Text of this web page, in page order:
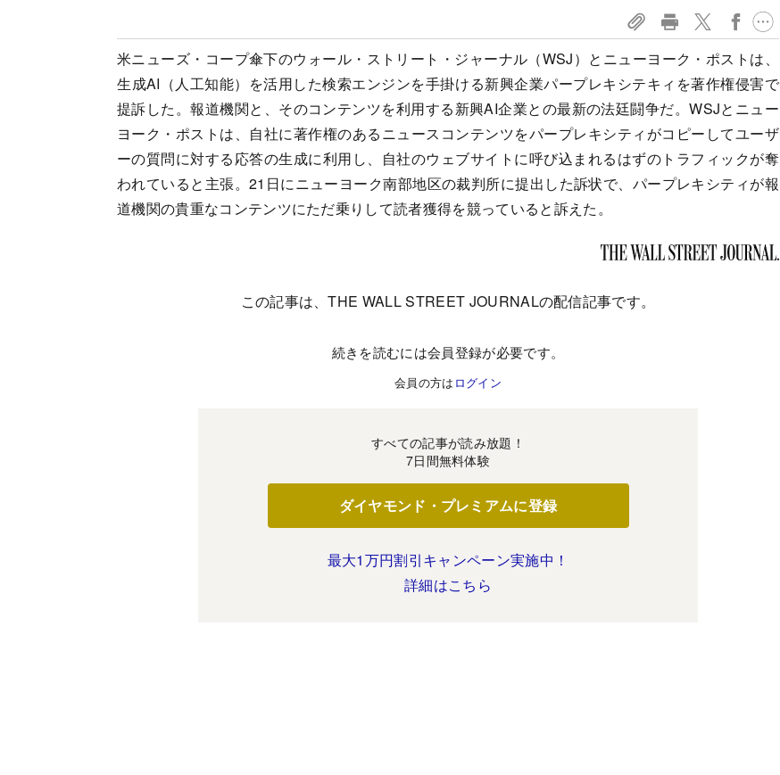
米ニューズ・コープ傘下のウォール・ストリート・ジャーナル（WSJ）とニューヨーク・ポストは、
生成AI（人工知能）を活用した検索エンジンを手掛ける新興企業パープレキシテキィを著作権侵害で
提訴した。報道機関と、そのコンテンツを利用する新興AI企業との最新の法廷闘争だ。WSJとニュー
ヨーク・ポストは、自社に著作権のあるニュースコンテンツをパープレキシティがコピーしてユーザ
ーの質問に対する応答の生成に利用し、自社のウェブサイトに呼び込まれるはずのトラフィックが奪
われていると主張。21日にニューヨーク南部地区の裁判所に提出した訴状で、パープレキシティが報
道機関の貴重なコンテンツにただ乗りして読者獲得を競っていると訴えた。
この記事は、THE WALL STREET JOURNALの配信記事です。
続きを読むには会員登録が必要です。
会員の方は ログイン
すべての記事が読み放題！
7日間無料体験
ダイヤモンド・プレミアムに登録
最大1万円割引キャンペーン実施中！
詳細はこちら